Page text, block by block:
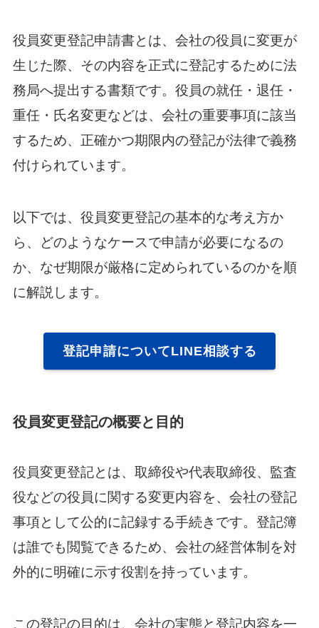
役員変更登記申請書とは、会社の役員に変更が
生じた際、その内容を正式に登記するために法
務局へ提出する書類です。役員の就任・退任・
重任・氏名変更などは、会社の重要事項に該当
するため、正確かつ期限内の登記が法律で義務
付けられています。
以下では、役員変更登記の基本的な考え方か
ら、どのようなケースで申請が必要になるの
か、なぜ期限が厳格に定められているのかを順
に解説します。
登記申請についてLINE相談する
役員変更登記の概要と目的
役員変更登記とは、取締役や代表取締役、監査
役などの役員に関する変更内容を、会社の登記
事項として公的に記録する手続きです。登記簿
は誰でも閲覧できるため、会社の経営体制を対
外的に明確に示す役割を持っています。
この登記の目的は、会社の実態と登記内容を一